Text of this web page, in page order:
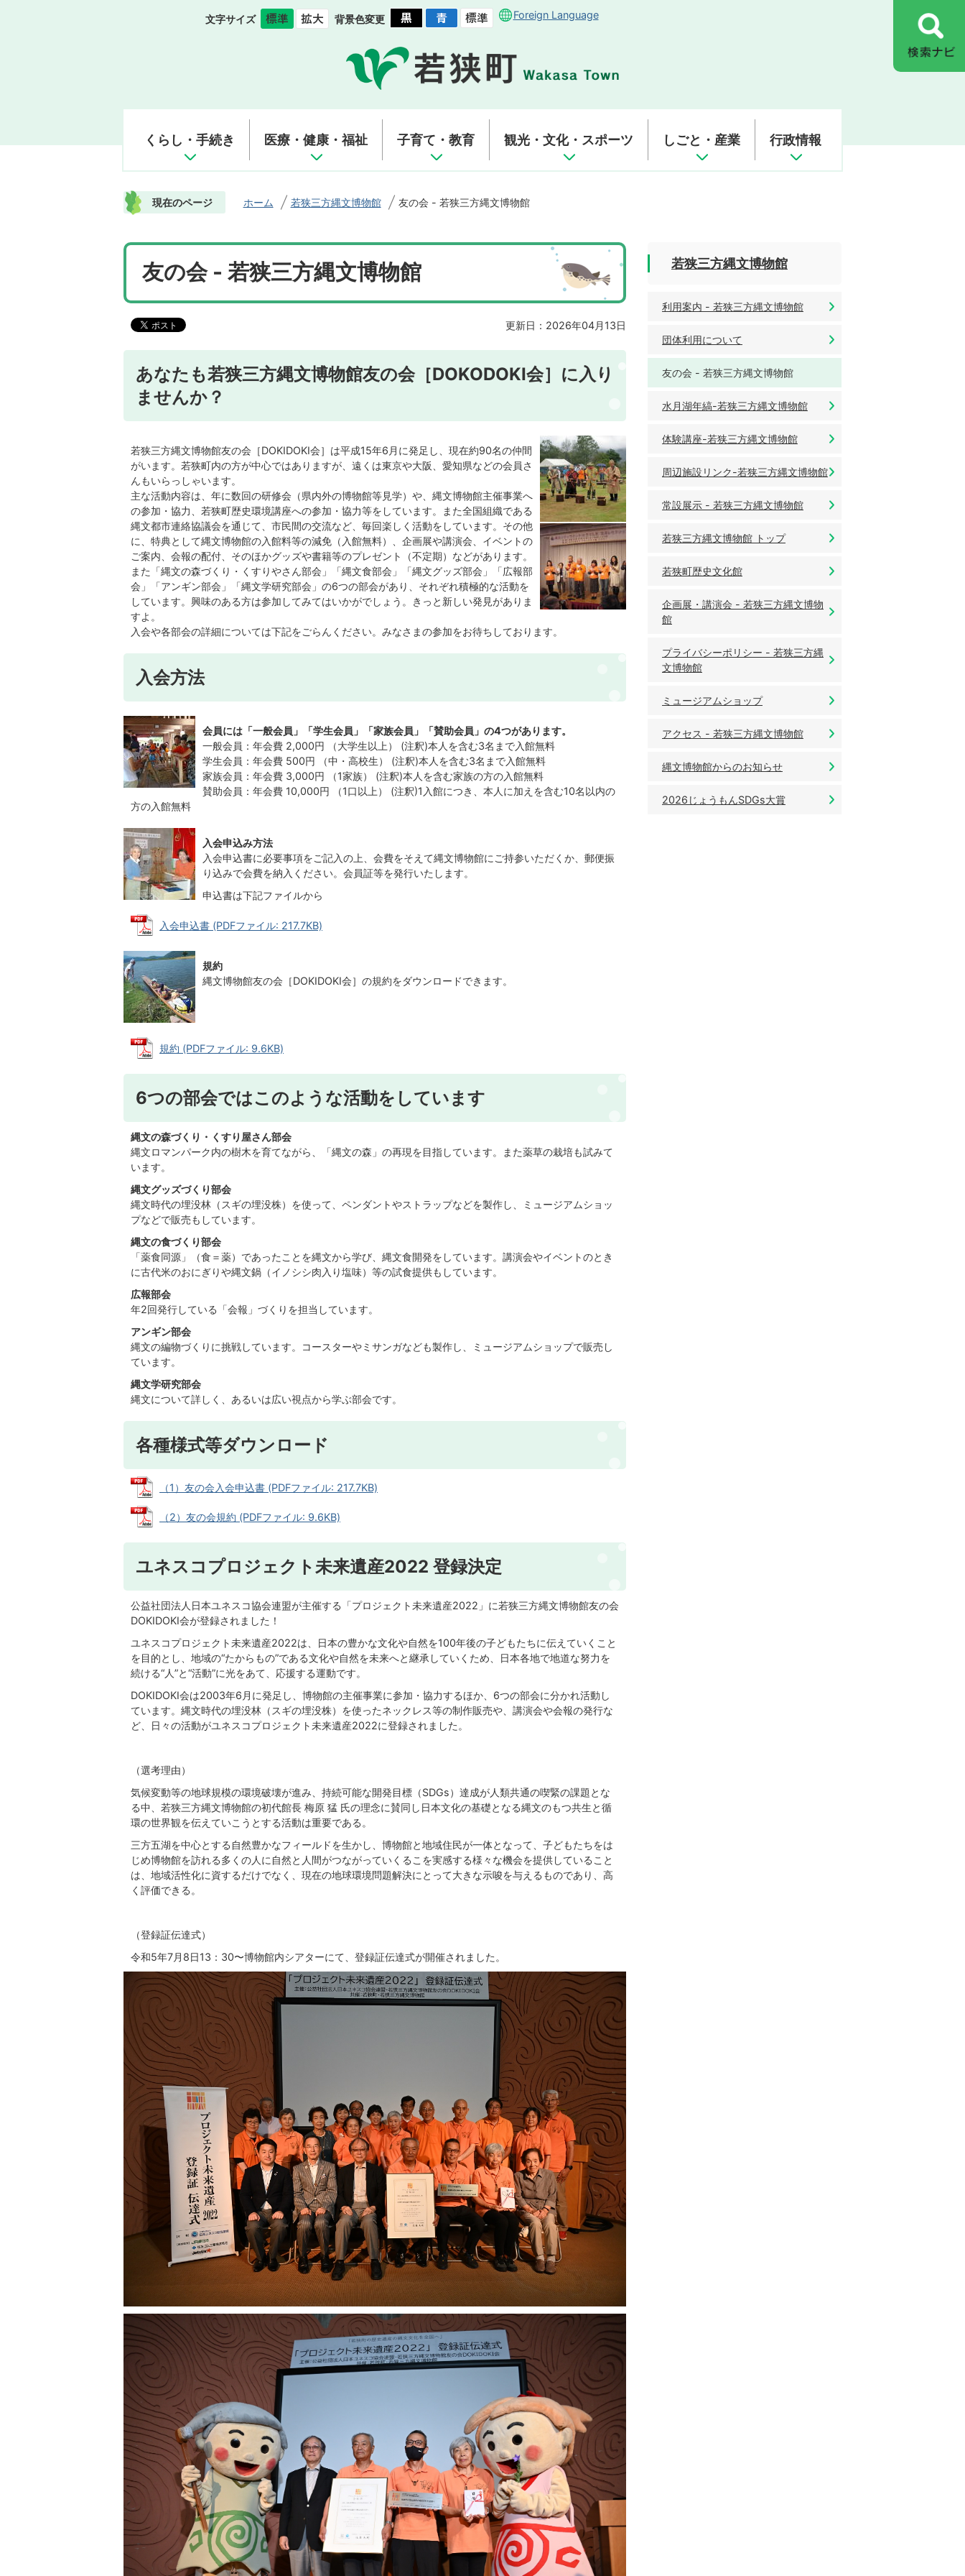
文字サイズ 背景色変更 Foreign Language
くらし・手続き 医療・健康・福祉 子育て・教育 観光・文化・スポーツ しごと・産業 行政情報
現在のページ ホーム 若狭三方縄文博物館 友の会 - 若狭三方縄文博物館
友の会 - 若狭三方縄文博物館
更新日：2026年04月13日
あなたも若狭三方縄文博物館友の会［DOKODOKI会］に入り
ませんか？
若狭三方縄文博物館友の会［DOKIDOKI会］は平成15年6月に発足し、現在約90名の仲間
がいます。若狭町内の方が中心ではありますが、遠くは東京や大阪、愛知県などの会員さ
んもいらっしゃいます。
主な活動内容は、年に数回の研修会（県内外の博物館等見学）や、縄文博物館主催事業へ
の参加・協力、若狭町歴史環境講座への参加・協力等をしています。また全国組織である
縄文都市連絡協議会を通じて、市民間の交流など、毎回楽しく活動をしています。その他
に、特典として縄文博物館の入館料等の減免（入館無料）、企画展や講演会、イベントの
ご案内、会報の配付、そのほかグッズや書籍等のプレゼント（不定期）などがあります。
また「縄文の森づくり・くすりやさん部会」「縄文食部会」「縄文グッズ部会」「広報部
会」「アンギン部会」「縄文学研究部会」の6つの部会があり、それぞれ積極的な活動を
しています。興味のある方は参加してみてはいかがでしょう。きっと新しい発見がありま
すよ。
入会や各部会の詳細については下記をごらんください。みなさまの参加をお待ちしております。
入会方法
会員には「一般会員」「学生会員」「家族会員」「賛助会員」の4つがあります。
一般会員：年会費 2,000円 （大学生以上） (注釈)本人を含む3名まで入館無料
学生会員：年会費 500円 （中・高校生） (注釈)本人を含む3名まで入館無料
家族会員：年会費 3,000円 （1家族） (注釈)本人を含む家族の方の入館無料
賛助会員：年会費 10,000円 （1口以上） (注釈)1入館につき、本人に加えを含む10名以内の
方の入館無料
入会申込み方法
入会申込書に必要事項をご記入の上、会費をそえて縄文博物館にご持参いただくか、郵便振
り込みで会費を納入ください。会員証等を発行いたします。
申込書は下記ファイルから
入会申込書 (PDFファイル: 217.7KB)
規約
縄文博物館友の会［DOKIDOKI会］の規約をダウンロードできます。
規約 (PDFファイル: 9.6KB)
6つの部会ではこのような活動をしています
縄文の森づくり・くすり屋さん部会
縄文ロマンパーク内の樹木を育てながら、「縄文の森」の再現を目指しています。また薬草の栽培も試みて
います。
縄文グッズづくり部会
縄文時代の埋没林（スギの埋没株）を使って、ペンダントやストラップなどを製作し、ミュージアムショッ
プなどで販売もしています。
縄文の食づくり部会
「薬食同源」（食＝薬）であったことを縄文から学び、縄文食開発をしています。講演会やイベントのとき
に古代米のおにぎりや縄文鍋（イノシシ肉入り塩味）等の試食提供もしています。
広報部会
年2回発行している「会報」づくりを担当しています。
アンギン部会
縄文の編物づくりに挑戦しています。コースターやミサンガなども製作し、ミュージアムショップで販売し
ています。
縄文学研究部会
縄文について詳しく、あるいは広い視点から学ぶ部会です。
各種様式等ダウンロード
（1）友の会入会申込書 (PDFファイル: 217.7KB)
（2）友の会規約 (PDFファイル: 9.6KB)
ユネスコプロジェクト未来遺産2022 登録決定
公益社団法人日本ユネスコ協会連盟が主催する「プロジェクト未来遺産2022」に若狭三方縄文博物館友の会
DOKIDOKI会が登録されました！
ユネスコプロジェクト未来遺産2022は、日本の豊かな文化や自然を100年後の子どもたちに伝えていくこと
を目的とし、地域の“たからもの”である文化や自然を未来へと継承していくため、日本各地で地道な努力を
続ける“人”と“活動”に光をあて、応援する運動です。
DOKIDOKI会は2003年6月に発足し、博物館の主催事業に参加・協力するほか、6つの部会に分かれ活動し
ています。縄文時代の埋没林（スギの埋没株）を使ったネックレス等の制作販売や、講演会や会報の発行な
ど、日々の活動がユネスコプロジェクト未来遺産2022に登録されました。
（選考理由）
気候変動等の地球規模の環境破壊が進み、持続可能な開発目標（SDGs）達成が人類共通の喫緊の課題とな
る中、若狭三方縄文博物館の初代館長 梅原 猛 氏の理念に賛同し日本文化の基礎となる縄文のもつ共生と循
環の世界観を伝えていこうとする活動は重要である。
三方五湖を中心とする自然豊かなフィールドを生かし、博物館と地域住民が一体となって、子どもたちをは
じめ博物館を訪れる多くの人に自然と人間がつながっていくるこを実感する様々な機会を提供していること
は、地域活性化に資するだけでなく、現在の地球環境問題解決にとって大きな示唆を与えるものであり、高
く評価できる。
（登録証伝達式）
令和5年7月8日13：30〜博物館内シアターにて、登録証伝達式が開催されました。
若狭三方縄文博物館
利用案内 - 若狭三方縄文博物館
団体利用について
友の会 - 若狭三方縄文博物館
水月湖年縞-若狭三方縄文博物館
体験講座-若狭三方縄文博物館
周辺施設リンク-若狭三方縄文博物館
常設展示 - 若狭三方縄文博物館
若狭三方縄文博物館 トップ
若狭町歴史文化館
企画展・講演会 - 若狭三方縄文博物
館
プライバシーポリシー - 若狭三方縄
文博物館
ミュージアムショップ
アクセス - 若狭三方縄文博物館
縄文博物館からのお知らせ
2026じょうもんSDGs大賞